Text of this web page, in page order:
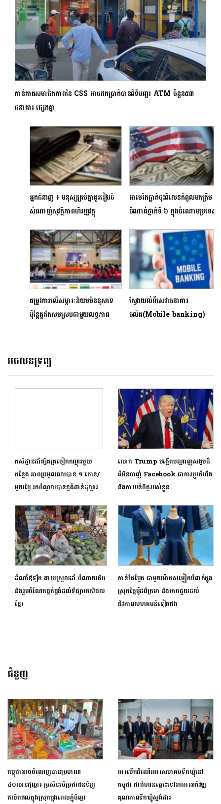
កាន់កាតសមាជិកភាពនៃ CSS អាចដកប្រាក់បានពីទីបញ្ជរ ATM ចំនួន៥៣
ធនាគារ ផ្សេងគ្នា
អ្នកជំនាញ ៖ មនុស្សគ្រប់គ្នាគួររៀបចំ
សំណាញ់សុវត្ថិភាពហិរញ្ញវត្ថុ
ឃើញ
អាមេរិកធ្លាក់ចុះពីលេខកំពូលមកត្រឹម
ចំណាត់ថ្នាក់ទី ៦ ក្នុងចំណោមប្រទេស
តម្រូវការលើសម្ភារៈនិយមមិនខុសទេ
ប៉ុន្តែគួរតែសមស្របជាមួយលទ្ធភាព
ស្វែងយល់ពីសេវាធនាគារ
ចល័ត(Mobile banking)
អចលនទ្រព្យ
កសិដ្ឋានដាំផ្សិតត្រចៀកកណ្តុរមួយ
កន្លែង អាចប្រមូលផលបាន ១ តោន/
មួយថ្ងៃ រកចំណូលបានខ្ទង់ពាន់ដុល្លារ
លោក Trump បង្កើតបណ្តាញសង្គមដ៏
ធំមិនចាញ់ Facebook ជាការប្តូរកំហឹង
និងការអន់ចិត្តរបស់ខ្លួន
ដំណាំឪឡឹក ងាយស្រួលដាំ ចំណាយតិច
និងរួមចំណែកផ្គត់ផ្គង់ដល់ទីផ្សារកសិផល
ខ្មែរ
កាន់តែប្លែក ជាមួយម៉ាកសម្លៀកបំពាក់ក្នុង
ស្រុកច្នៃម៉ូដពីក្រមា និងអាចជួយដល់
ជីវភាពសហគមន៍ទៀតផង
ជំនួញ
កម្ពុជាអាចចំណេញបានប្រមាណ
៤០លានដុល្លារ ប្រសិនបើប្រជាជនទិញ
ផលិតផលក្នុងស្រុកក្នុងពេល​ភ្ជុំបិណ្ឌ
ការបើកដំណើរការសមាគមទឹកឃ្មុំនៅ
កម្ពុជា ជាជំហានឆ្ពោះទៅរកការអភិវឌ្ឍ
គុណភាពទឹកឃ្មុំស្តង់ដារ